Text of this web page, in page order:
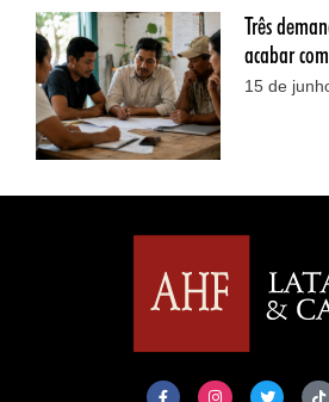
Três
acabar
15 de